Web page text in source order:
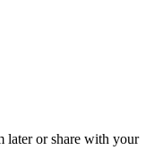
later or share with your